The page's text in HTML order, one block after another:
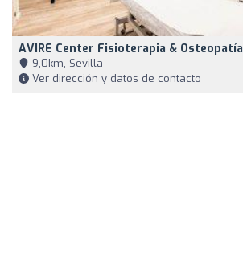
AVIRE Center Fisioterapia & Osteopatía
9,0km, Sevilla
Ver dirección y datos de contacto